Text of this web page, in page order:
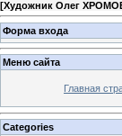
[Художник Олег
Форма входа
Меню сайта
Главная
Categories